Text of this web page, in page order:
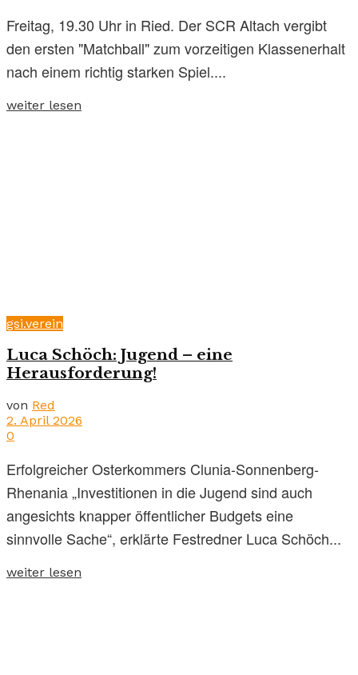
Freitag, 19.30 Uhr in Ried. Der SCR Altach vergibt
den ersten "Matchball" zum vorzeitigen Klassenerhalt
nach einem richtig starken Spiel....
weiter lesen
gsi.verein
Luca Schöch: Jugend – eine
Herausforderung!
von Red
2. April 2026
0
Erfolgreicher Osterkommers Clunia-Sonnenberg-
Rhenania „Investitionen in die Jugend sind auch
angesichts knapper öffentlicher Budgets eine
sinnvolle Sache“, erklärte Festredner Luca Schöch...
weiter lesen